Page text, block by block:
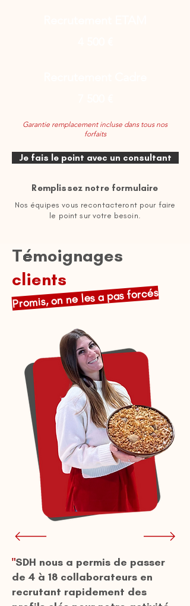
Garantie remplacement incluse dans tous nos
forfaits
Je fais le point avec un consultant
Remplissez notre formulaire
Nos équipes vous recontacteront pour faire
le point sur votre besoin.
Témoignages
clients
Promis, on ne les a pas forcés
"SDH nous a permis de passer
de 4 à 18 collaborateurs en
recrutant rapidement des